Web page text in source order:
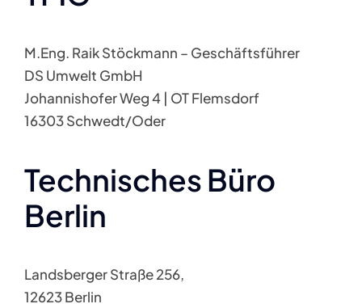
M.Eng. Raik Stöckmann – Geschäftsführer
DS Umwelt GmbH
Johannishofer Weg 4 | OT Flemsdorf
16303 Schwedt/Oder
Technisches Büro
Berlin
Landsberger Straße 256,
12623 Berlin